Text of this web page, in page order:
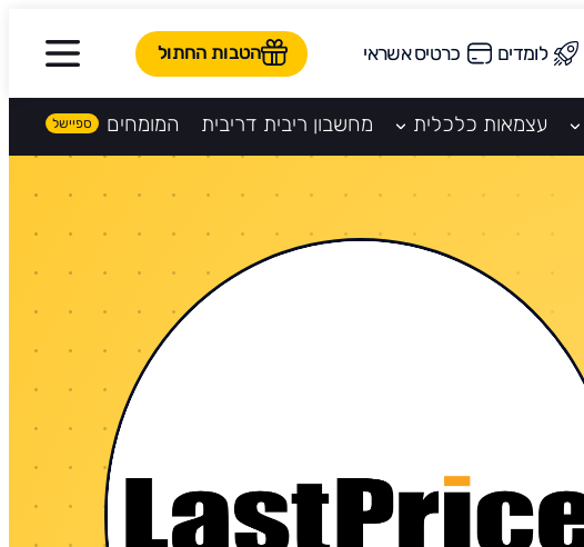
לומדים כרטיס אשראי הטבות החתול
עצמאות כלכלית מחשבון ריבית דריבית המומחים